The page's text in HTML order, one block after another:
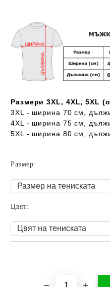
Размери 3XL, 4XL, 5XL
3XL - ширина 70 см,
4XL - ширина 75 см,
5XL - ширина 80 см,
Размер:
Цвят: